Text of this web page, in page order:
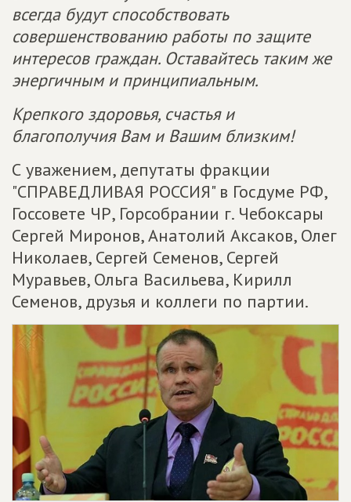
всегда будут способствовать
совершенствованию работы по защите
интересов граждан. Оставайтесь таким же
энергичным и принципиальным.
Крепкого здоровья, счастья и
благополучия Вам и Вашим близким!
С уважением, депутаты фракции
"СПРАВЕДЛИВАЯ РОССИЯ" в Госдуме РФ,
Госсовете ЧР, Горсобрании г. Чебоксары
Сергей Миронов, Анатолий Аксаков, Олег
Николаев, Сергей Семенов, Сергей
Муравьев, Ольга Васильева, Кирилл
Семенов, друзья и коллеги по партии.